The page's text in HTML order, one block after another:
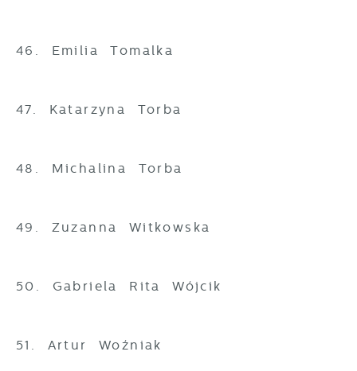
46. Emilia Tomalka
47. Katarzyna Torba
48. Michalina Torba
49. Zuzanna Witkowska
50. Gabriela Rita Wójcik
51. Artur Woźniak